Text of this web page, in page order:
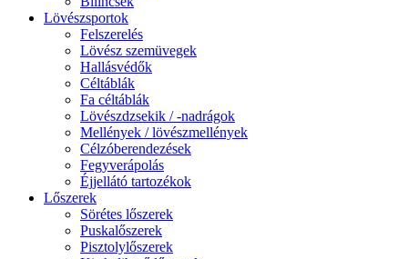
Lövészsportok
Felszerelés
Lövész szemüvegek
Hallásvédők
Céltáblák
Fa céltáblák
Lövészdzsekik / -nadrágok
Mellények / lövészmellények
Célzóberendezések
Fegyverápolás
Éjjellátó tartozékok
Lőszerek
Sörétes lőszerek
Puskalőszerek
Pisztolylőszerek